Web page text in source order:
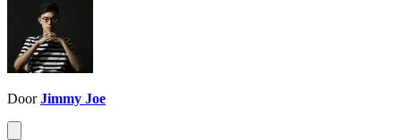
DoorJimmy Joe